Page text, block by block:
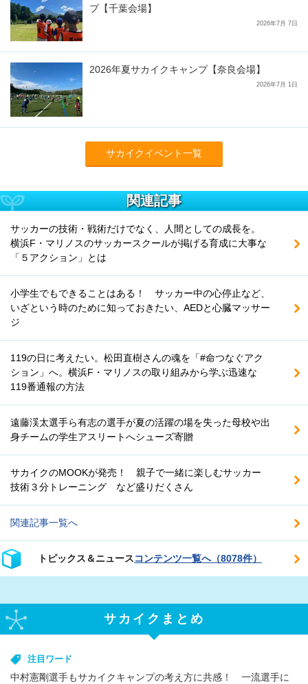
プ【千葉会場】
2026年7月 7日
2026年夏サカイクキャンプ【奈良会場】
2026年7月 1日
サカイクイベント一覧
関連記事
サッカーの技術・戦術だけでなく、人間としての成長を。
横浜F・マリノスのサッカースクールが掲げる育成に大事な
「５アクション」とは
小学生でもできることはある！ サッカー中の心停止など、
いざという時のために知っておきたい、AEDと心臓マッサー
ジ
119の日に考えたい。松田直樹さんの魂を「#命つなぐアク
ション」へ。横浜F・マリノスの取り組みから学ぶ迅速な
119番通報の方法
遠藤渓太選手ら有志の選手が夏の活躍の場を失った母校や出
身チームの学生アスリートへシューズ寄贈
サカイクのMOOKが発売！ 親子で一緒に楽しむサッカー
技術３分トレーニング など盛りだくさん
関連記事一覧へ
トピックス＆ニュースコンテンツ一覧へ（8078件）
サカイクまとめ
注目ワード
中村憲剛選手もサカイクキャンプの考え方に共感！ 一流選手に